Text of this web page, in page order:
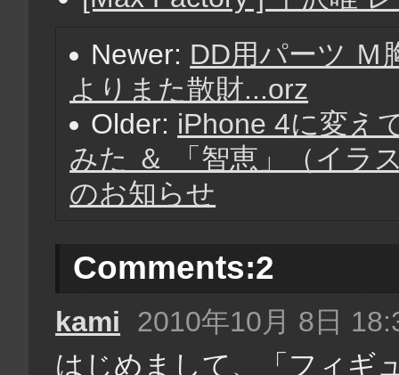
Newer: DD用パーツ Ｍ
よりまた散財...orz
Older: iPhone 4に変え
みた ＆ 「智恵」（イラ
のお知らせ
Comments:2
kami
2010年10月 8日
はじめまして、「フィギ